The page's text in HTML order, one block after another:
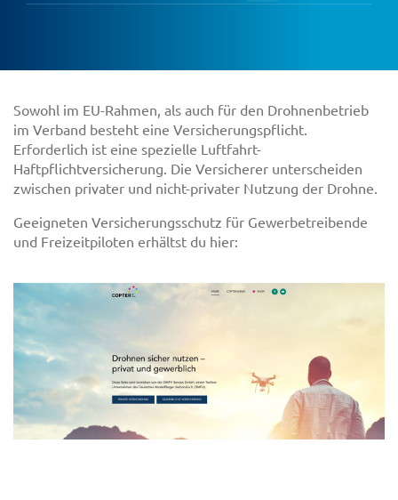
Sowohl im EU-Rahmen, als auch für den Drohnenbetrieb
im Verband besteht eine Versicherungspflicht.
Erforderlich ist eine spezielle Luftfahrt-
Haftpflichtversicherung. Die Versicherer unterscheiden
zwischen privater und nicht-privater Nutzung der Drohne.
Geeigneten Versicherungsschutz für Gewerbetreibende
und Freizeitpiloten erhältst du hier: